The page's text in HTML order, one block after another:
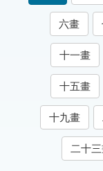
知識索引
單字索引
生命大百科
遊戲專區
六畫
十一畫
十五畫
十九畫
二十